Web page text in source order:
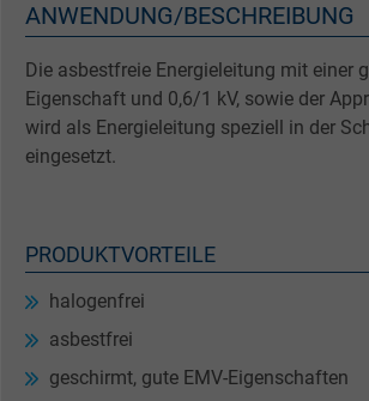
ANWENDUNG/BESCHREIBUNG
Die asbestfreie Energieleitung mit einer
Eigenschaft und 0,6/1 kV, sowie der
wird als Energieleitung speziell in der
eingesetzt.
PRODUKTVORTEILE
halogenfrei
asbestfrei
geschirmt, gute EMV-Eigenschaften